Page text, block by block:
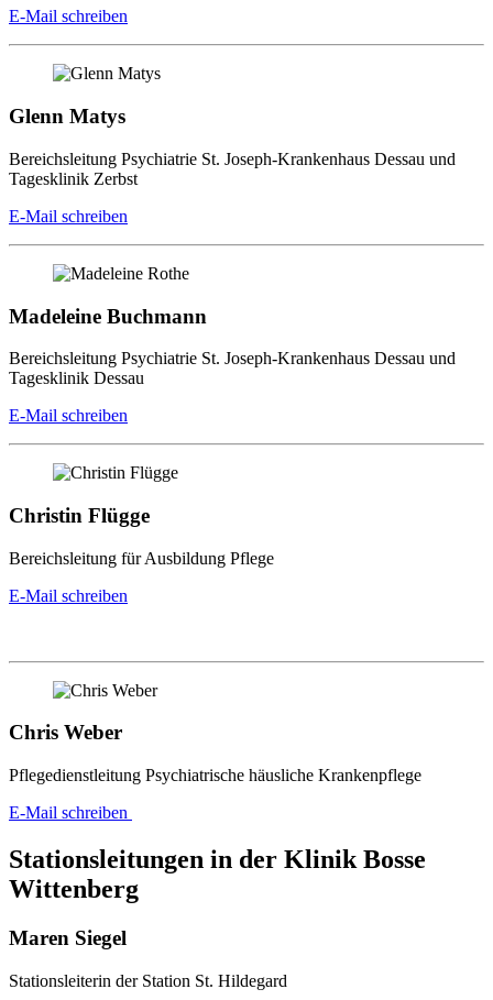
E-Mail schreiben
Glenn Matys
Bereichsleitung Psychiatrie St. Joseph-Krankenhaus Dessau und
Tagesklinik Zerbst
E-Mail schreiben
Madeleine Buchmann
Bereichsleitung Psychiatrie St. Joseph-Krankenhaus Dessau und
Tagesklinik Dessau
E-Mail schreiben
Christin Flügge
Bereichsleitung für Ausbildung Pflege
E-Mail schreiben
Chris Weber
Pflegedienstleitung Psychiatrische häusliche Krankenpflege
E-Mail schreiben
Stationsleitungen in der Klinik Bosse
Wittenberg
Maren Siegel
Stationsleiterin der Station St. Hildegard